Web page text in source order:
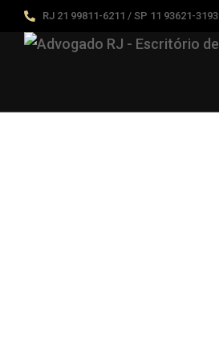
RJ 21 99811-6211 / SP 11 93621-3193